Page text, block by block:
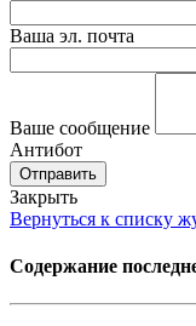
Ваша эл. почта
Ваше сообщение
Антибот
Отправить
Закрыть
Вернуться к списку
Содержание